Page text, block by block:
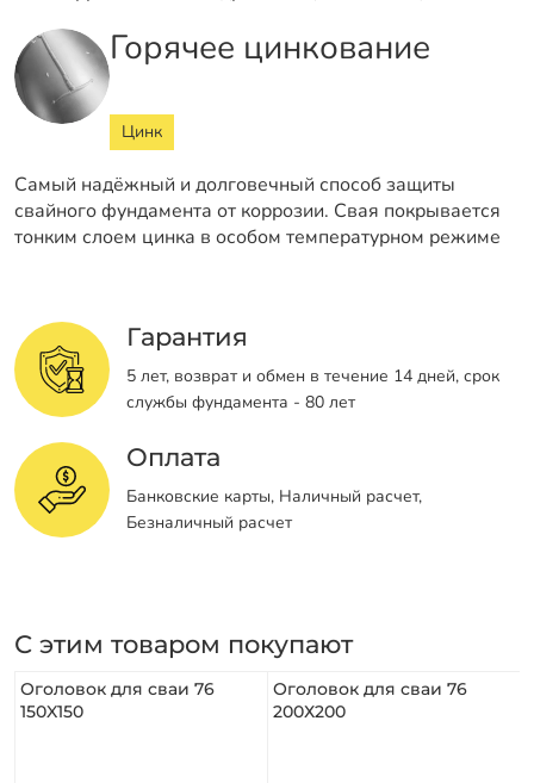
Горячее цинкование
Цинк
Самый надёжный и долговечный способ защиты
свайного фундамента от коррозии. Свая покрывается
тонким слоем цинка в особом температурном режиме
Гарантия
5 лет, возврат и обмен в течение 14 дней, срок
службы фундамента - 80 лет
Оплата
Банковские карты, Наличный расчет,
Безналичный расчет
С этим товаром покупают
Оголовок для сваи 76
150X150
Оголовок для сваи 76
200Х200